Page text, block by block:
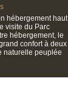
hébergement haut
visite du Parc
hébergement, le
confort à deux
naturelle peuplée